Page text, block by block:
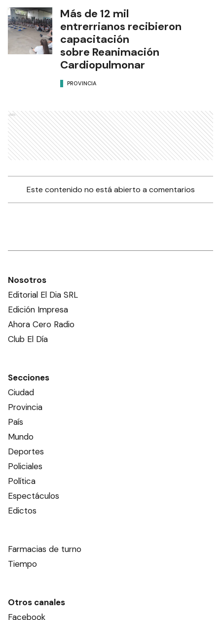
Más de 12 mil
entrerrianos recibieron
capacitación
sobre Reanimación
Cardiopulmonar
PROVINCIA
Ads
Este contenido no está abierto a comentarios
Nosotros
Editorial El Dia SRL
Edición Impresa
Ahora Cero Radio
Club El Día
Secciones
Ciudad
Provincia
País
Mundo
Deportes
Policiales
Política
Espectáculos
Edictos
Farmacias de turno
Tiempo
Otros canales
Facebook